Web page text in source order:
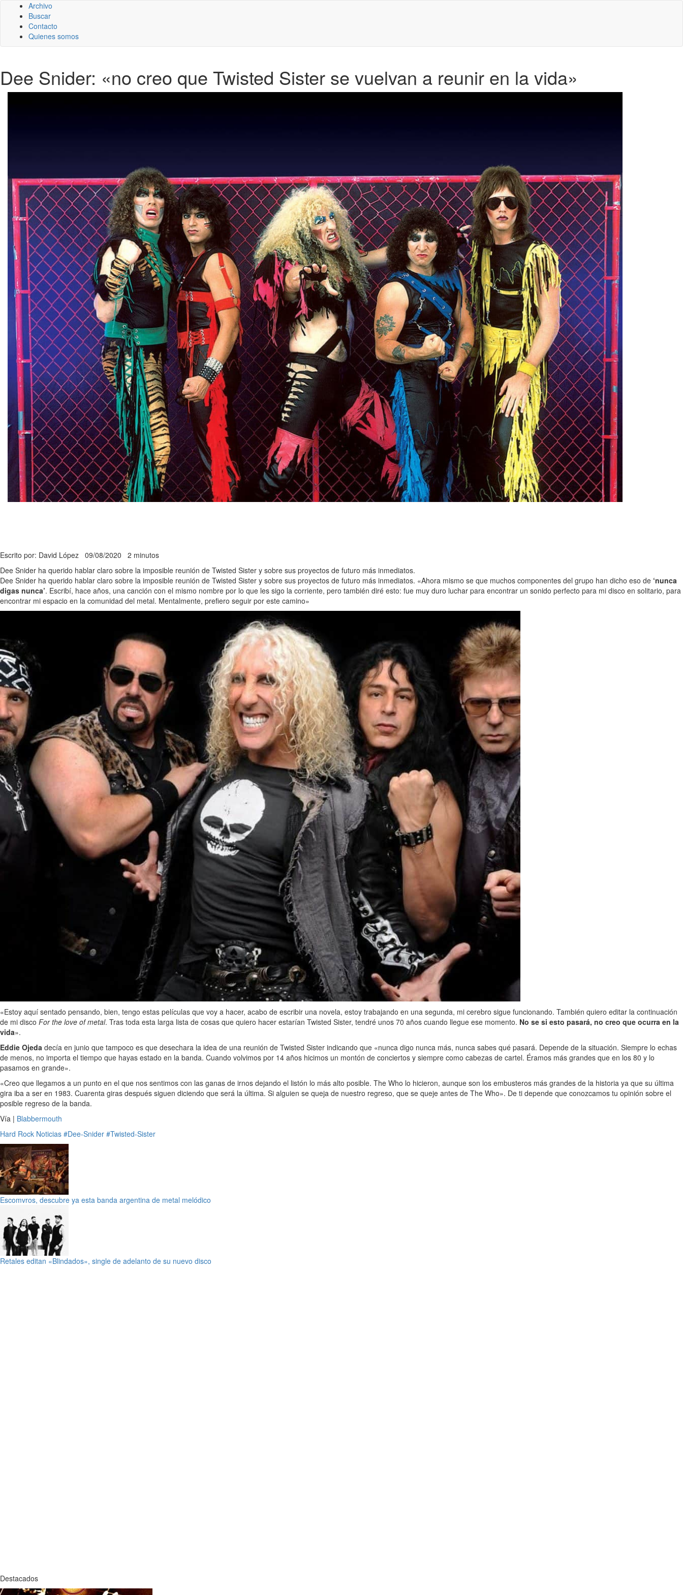
Archivo
Buscar
Contacto
Quienes somos
Dee Snider: «no creo que Twisted Sister se vuelvan a reunir en la vida»
Escrito por: David López 09/08/2020 2 minutos
Dee Snider ha querido hablar claro sobre la imposible reunión de Twisted Sister y sobre sus proyectos de futuro más inmediatos.
Dee Snider ha querido hablar claro sobre la imposible reunión de Twisted Sister y sobre sus proyectos de futuro más inmediatos. «Ahora mismo se que muchos componentes del grupo han dicho eso de ‘nunca
digas nunca’. Escribí, hace años, una canción con el mismo nombre por lo que les sigo la corriente, pero también diré esto: fue muy duro luchar para encontrar un sonido perfecto para mi disco en solitario, para
encontrar mi espacio en la comunidad del metal. Mentalmente, prefiero seguir por este camino»
«Estoy aquí sentado pensando, bien, tengo estas películas que voy a hacer, acabo de escribir una novela, estoy trabajando en una segunda, mi cerebro sigue funcionando. También quiero editar la continuación
de mi disco For the love of metal. Tras toda esta larga lista de cosas que quiero hacer estarían Twisted Sister, tendré unos 70 años cuando llegue ese momento. No se si esto pasará, no creo que ocurra en la
vida».
Eddie Ojeda decía en junio que tampoco es que desechara la idea de una reunión de Twisted Sister indicando que «nunca digo nunca más, nunca sabes qué pasará. Depende de la situación. Siempre lo echas
de menos, no importa el tiempo que hayas estado en la banda. Cuando volvimos por 14 años hicimos un montón de conciertos y siempre como cabezas de cartel. Éramos más grandes que en los 80 y lo
pasamos en grande».
«Creo que llegamos a un punto en el que nos sentimos con las ganas de irnos dejando el listón lo más alto posible. The Who lo hicieron, aunque son los embusteros más grandes de la historia ya que su última
gira iba a ser en 1983. Cuarenta giras después siguen diciendo que será la última. Si alguien se queja de nuestro regreso, que se queje antes de The Who». De ti depende que conozcamos tu opinión sobre el
posible regreso de la banda.
Vía | Blabbermouth
Hard Rock Noticias #Dee-Snider #Twisted-Sister
Escomvros, descubre ya esta banda argentina de metal melódico
Retales editan «Blindados», single de adelanto de su nuevo disco
Destacados